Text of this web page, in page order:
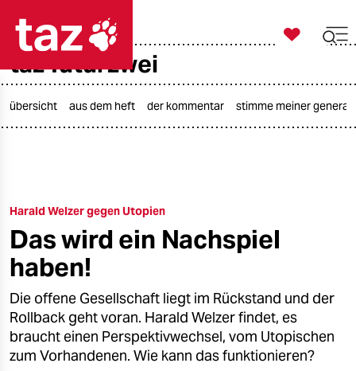
taz zahl ich
öko
gesellschaft
kultur
sport
berlin

taz zahl ich
taz futurzwei
übersicht aus dem heft der kommentar stimme meiner
Harald Welzer gegen Utopien
Das wird ein Nachspiel
haben!
Die offene Gesellschaft liegt im Rückstand und der
Rollback geht voran. Harald Welzer findet, es
braucht einen Perspektivwechsel, vom Utopischen
zum Vorhandenen. Wie kann das funktionieren?